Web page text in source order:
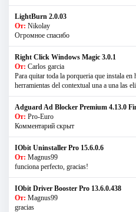
LightBurn 2.0.03
От: Nikolay
Огромное спасибо
Right Click Windows Magic 3.0.1
От: Carlos garcia
Para quitar toda la porqueria que instala
herramientas del contextual una a una las
Adguard Ad Blocker Premium 4.13.0
От: Pro-Euro
Комментарий скрыт
IObit Uninstaller Pro 15.6.0.6
От: Magnus99
funciona perfecto, gracias!
IObit Driver Booster Pro 13.6.0.438
От: Magnus99
gracias